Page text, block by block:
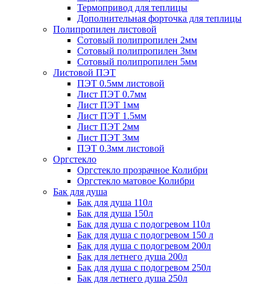
Термопривод для теплицы
Дополнительная форточка для теплицы
Полипропилен листовой
Сотовый полипропилен 2мм
Сотовый полипропилен 3мм
Сотовый полипропилен 5мм
Листовой ПЭТ
ПЭТ 0.5мм листовой
Лист ПЭТ 0.7мм
Лист ПЭТ 1мм
Лист ПЭТ 1.5мм
Лист ПЭТ 2мм
Лист ПЭТ 3мм
ПЭТ 0.3мм листовой
Оргстекло
Оргстекло прозрачное Колибри
Оргстекло матовое Колибри
Бак для душа
Бак для душа 110л
Бак для душа 150л
Бак для душа с подогревом 110л
Бак для душа с подогревом 150 л
Бак для душа с подогревом 200л
Бак для летнего душа 200л
Бак для душа с подогревом 250л
Бак для летнего душа 250л